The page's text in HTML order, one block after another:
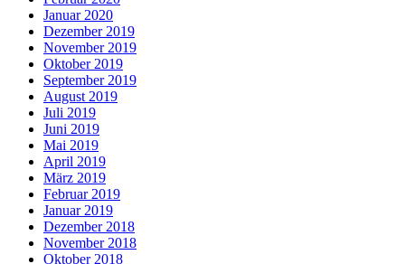
Januar 2020
Dezember 2019
November 2019
Oktober 2019
September 2019
August 2019
Juli 2019
Juni 2019
Mai 2019
April 2019
März 2019
Februar 2019
Januar 2019
Dezember 2018
November 2018
Oktober 2018